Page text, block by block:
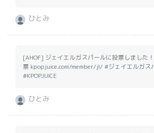
ひとみ
[AHOF] ジェイエルガスパールに投票しました
票 kpopjuice.com/member/jl/ #ジェイエルガス
#KPOPJUICE
ひとみ